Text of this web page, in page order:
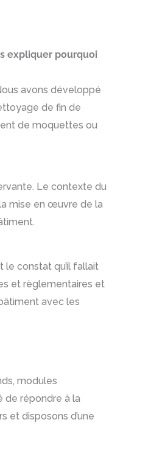
expliquer pourquoi
avons développé
de fin de
de moquettes ou
Le contexte du
mise en œuvre de la
le constat qu’il fallait
et règlementaires et
avec les
modules
de répondre à la
et disposons d’une